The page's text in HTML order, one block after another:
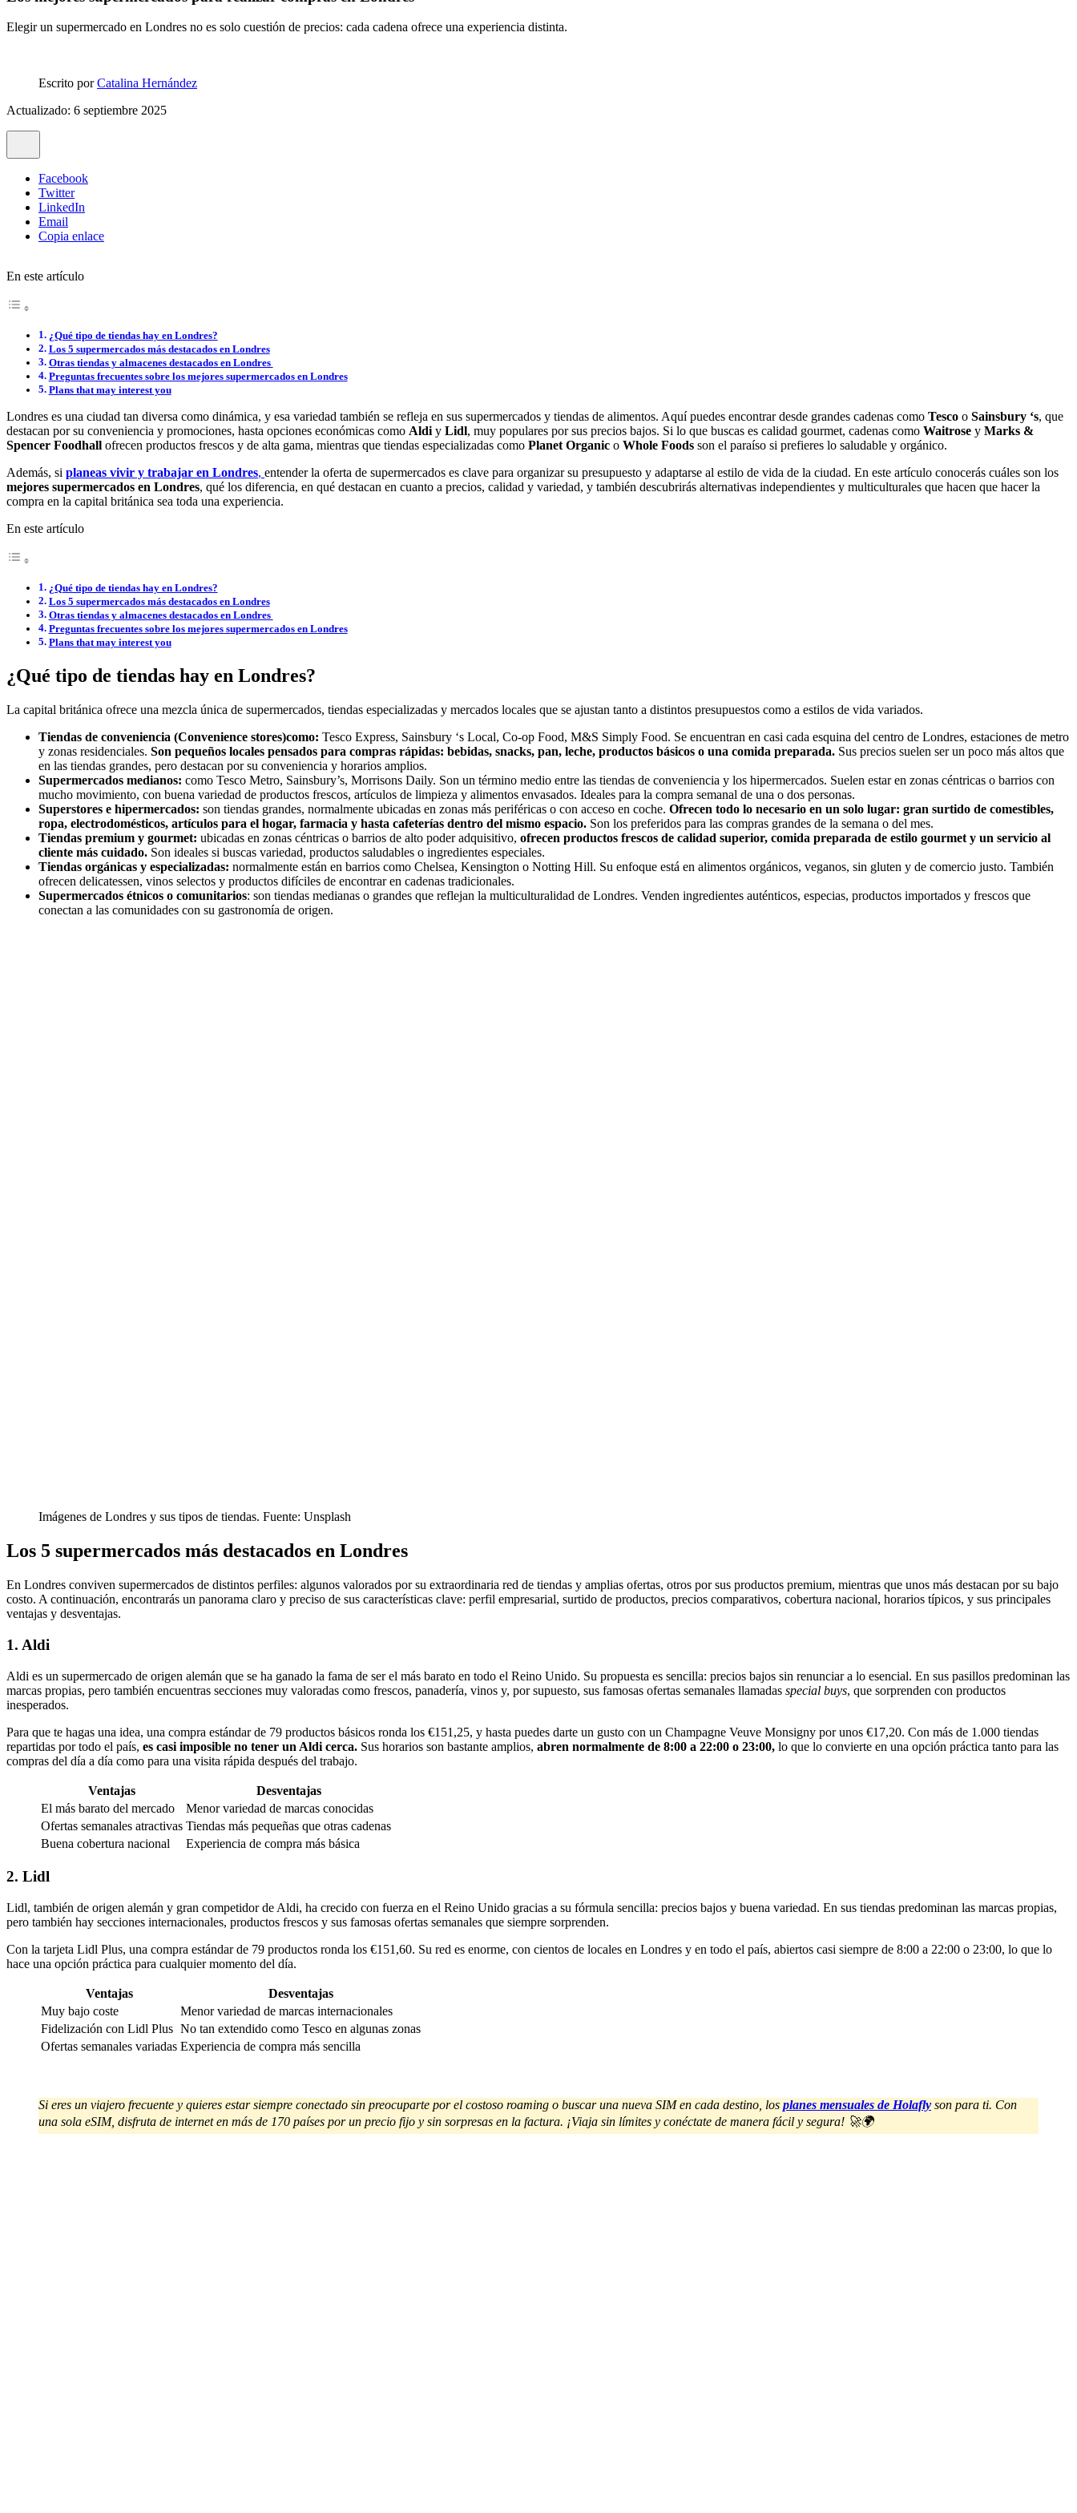
Elegir un supermercado en Londres no es solo cuestión de precios: cada cadena ofrece una experiencia distinta.
Escrito porCatalina Hernández
Actualizado: 6 septiembre 2025
Facebook
Twitter
LinkedIn
Email
Copia enlace
En este artículo
¿Qué tipo de tiendas hay en Londres?
Los 5 supermercados más destacados en Londres
Otras tiendas y almacenes destacados en Londres
Preguntas frecuentes sobre los mejores supermercados en Londres
Plans that may interest you
Londres es una ciudad tan diversa como dinámica, y esa variedad también se refleja en sus supermercados y tiendas de alimentos. Aquí puedes encontrar desde grandes cadenas como Tesco o Sainsbury ‘s, que
destacan por su conveniencia y promociones, hasta opciones económicas como Aldiy Lidl, muy populares por sus precios bajos. Si lo que buscas es calidad gourmet, cadenas como Waitrose y Marks &
Spencer Foodhall ofrecen productos frescos y de alta gama, mientras que tiendas especializadas como Planet Organic o Whole Foods son el paraíso si prefieres lo saludable y orgánico.
Además, si planeas vivir y trabajar en Londres, entender la oferta de supermercados es clave para organizar su presupuesto y adaptarse al estilo de vida de la ciudad. En este artículo conocerás cuáles son los
mejores supermercados en Londres, qué los diferencia, en qué destacan en cuanto a precios, calidad y variedad, y también descubrirás alternativas independientes y multiculturales que hacen que hacer la
compra en la capital británica sea toda una experiencia.
En este artículo
¿Qué tipo de tiendas hay en Londres?
Los 5 supermercados más destacados en Londres
Otras tiendas y almacenes destacados en Londres
Preguntas frecuentes sobre los mejores supermercados en Londres
Plans that may interest you
¿Qué tipo de tiendas hay en Londres?
La capital británica ofrece una mezcla única de supermercados, tiendas especializadas y mercados locales que se ajustan tanto a distintos presupuestos como a estilos de vida variados.
Tiendas de conveniencia (Convenience stores)como: Tesco Express, Sainsbury ‘s Local, Co-op Food, M&S Simply Food. Se encuentran en casi cada esquina del centro de Londres, estaciones de metro
y zonas residenciales. Son pequeños locales pensados para compras rápidas: bebidas, snacks, pan, leche, productos básicos o una comida preparada. Sus precios suelen ser un poco más altos que
en las tiendas grandes, pero destacan por su conveniencia y horarios amplios.
Supermercados medianos: como Tesco Metro, Sainsbury’s, Morrisons Daily. Son un término medio entre las tiendas de conveniencia y los hipermercados. Suelen estar en zonas céntricas o barrios con
mucho movimiento, con buena variedad de productos frescos, artículos de limpieza y alimentos envasados. Ideales para la compra semanal de una o dos personas.
Superstores e hipermercados: son tiendas grandes, normalmente ubicadas en zonas más periféricas o con acceso en coche. Ofrecen todo lo necesario en un solo lugar: gran surtido de comestibles,
ropa, electrodomésticos, artículos para el hogar, farmacia y hasta cafeterías dentro del mismo espacio. Son los preferidos para las compras grandes de la semana o del mes.
Tiendas premium y gourmet: ubicadas en zonas céntricas o barrios de alto poder adquisitivo, ofrecen productos frescos de calidad superior, comida preparada de estilo gourmet y un servicio al
cliente más cuidado. Son ideales si buscas variedad, productos saludables o ingredientes especiales.
Tiendas orgánicas y especializadas: normalmente están en barrios como Chelsea, Kensington o Notting Hill. Su enfoque está en alimentos orgánicos, veganos, sin gluten y de comercio justo. También
ofrecen delicatessen, vinos selectos y productos difíciles de encontrar en cadenas tradicionales.
Supermercados étnicos o comunitarios: son tiendas medianas o grandes que reflejan la multiculturalidad de Londres. Venden ingredientes auténticos, especias, productos importados y frescos que
conectan a las comunidades con su gastronomía de origen.
Imágenes de Londres y sus tipos de tiendas. Fuente: Unsplash
Los 5 supermercados más destacados en Londres
En Londres conviven supermercados de distintos perfiles: algunos valorados por su extraordinaria red de tiendas y amplias ofertas, otros por sus productos premium, mientras que unos más destacan por su bajo
costo. A continuación, encontrarás un panorama claro y preciso de sus características clave: perfil empresarial, surtido de productos, precios comparativos, cobertura nacional, horarios típicos, y sus principales
ventajas y desventajas.
1. Aldi
Aldi es un supermercado de origen alemán que se ha ganado la fama de ser el más barato en todo el Reino Unido. Su propuesta es sencilla: precios bajos sin renunciar a lo esencial. En sus pasillos predominan las
marcas propias, pero también encuentras secciones muy valoradas como frescos, panadería, vinos y, por supuesto, sus famosas ofertas semanales llamadas special buys, que sorprenden con productos
inesperados.
Para que te hagas una idea, una compra estándar de 79 productos básicos ronda los €151,25, y hasta puedes darte un gusto con un Champagne Veuve Monsigny por unos €17,20. Con más de 1.000 tiendas
repartidas por todo el país, es casi imposible no tener un Aldi cerca. Sus horarios son bastante amplios, abren normalmente de 8:00 a 22:00 o 23:00, lo que lo convierte en una opción práctica tanto para las
compras del día a día como para una visita rápida después del trabajo.
Ventajas
Desventajas
El más barato del mercado
Menor variedad de marcas conocidas
Ofertas semanales atractivas Tiendas más pequeñas que otras cadenas
Buena cobertura nacional
Experiencia de compra más básica
2. Lidl
Lidl, también de origen alemán y gran competidor de Aldi, ha crecido con fuerza en el Reino Unido gracias a su fórmula sencilla: precios bajos y buena variedad. En sus tiendas predominan las marcas propias,
pero también hay secciones internacionales, productos frescos y sus famosas ofertas semanales que siempre sorprenden.
Con la tarjeta Lidl Plus, una compra estándar de 79 productos ronda los €151,60. Su red es enorme, con cientos de locales en Londres y en todo el país, abiertos casi siempre de 8:00 a 22:00 o 23:00, lo que lo
hace una opción práctica para cualquier momento del día.
Ventajas
Desventajas
Muy bajo coste
Menor variedad de marcas internacionales
Fidelización con Lidl Plus No tan extendido como Tesco en algunas zonas
Ofertas semanales variadas Experiencia de compra más sencilla
Si eres un viajero frecuente y quieres estar siempre conectado sin preocuparte por el costoso roaming o buscar una nueva SIM en cada destino, los planes mensuales de Holafly son para ti. Con
una sola eSIM, disfruta de internet en más de 170 países por un precio fijo y sin sorpresas en la factura. ¡Viaja sin límites y conéctate de manera fácil y segura! 🚀🌍